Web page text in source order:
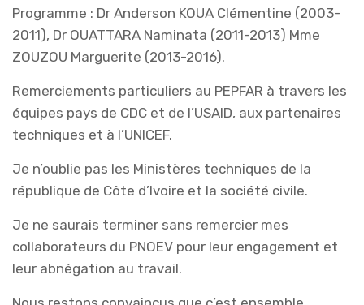
Programme : Dr Anderson KOUA Clémentine (2003-
2011), Dr OUATTARA Naminata (2011-2013) Mme
ZOUZOU Marguerite (2013-2016).
Remerciements particuliers au PEPFAR à travers les
équipes pays de CDC et de l’USAID, aux partenaires
techniques et à l’UNICEF.
Je n’oublie pas les Ministères techniques de la
république de Côte d’Ivoire et la société civile.
Je ne saurais terminer sans remercier mes
collaborateurs du PNOEV pour leur engagement et
leur abnégation au travail.